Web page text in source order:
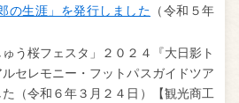
の生涯」を発行しました （令和５年
う桜フェスタ」２０２４『大日影ト
セレモニー・フットパスガイドツア
（令和６年３月２４日）【観光商工